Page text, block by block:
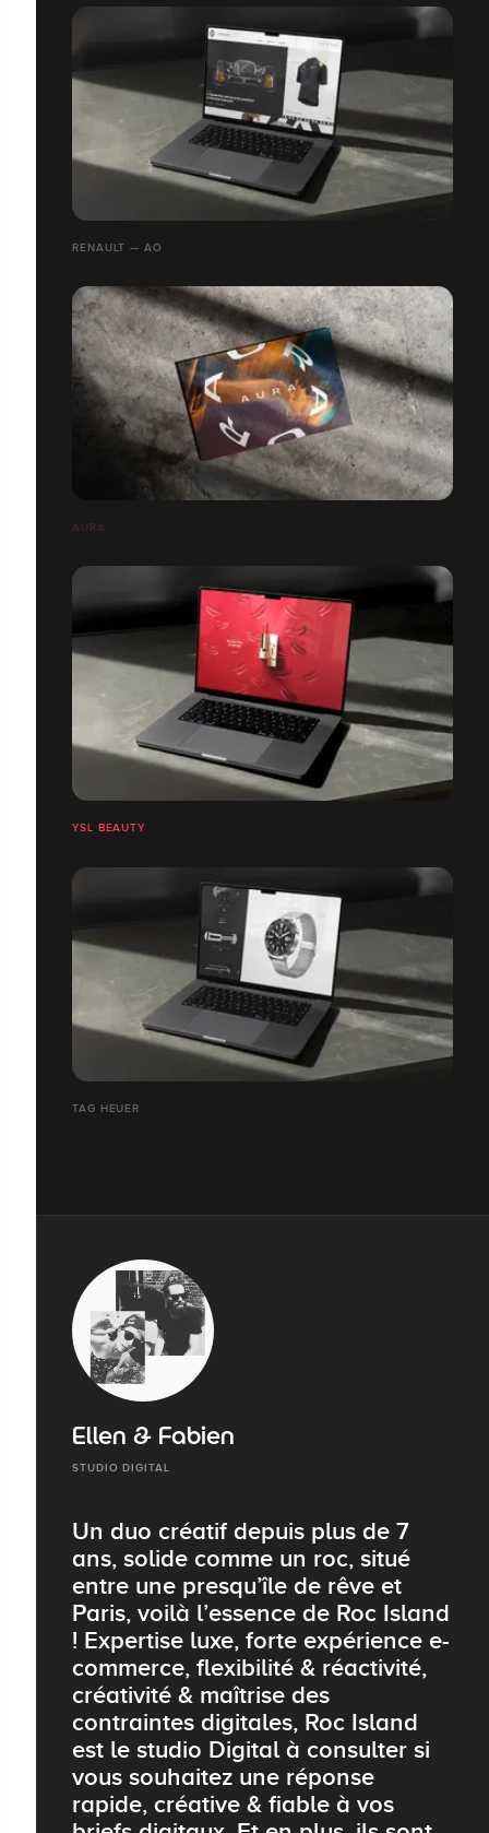
RENAULT — AO
AURA
YSL BEAUTY
TAG HEUER
Ellen & Fabien
STUDIO DIGITAL
Un duo créatif depuis plus de 7
ans, solide comme un roc, situé
entre une presqu’île de rêve et
Paris, voilà l’essence de Roc Island
! Expertise luxe, forte expérience e-
commerce, flexibilité & réactivité,
créativité & maîtrise des
contraintes digitales, Roc Island
est le studio Digital à consulter si
vous souhaitez une réponse
rapide, créative & fiable à vos